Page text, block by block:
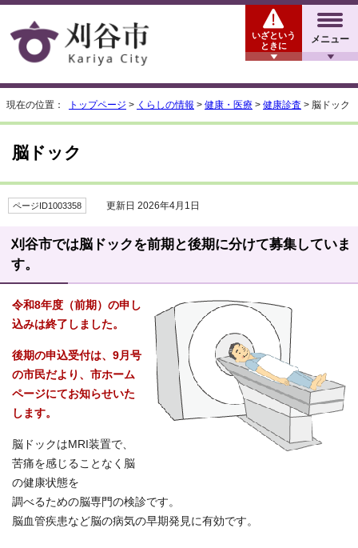
メニュー
いざという
ときに
現在の位置： トップページ > くらしの情報 > 健康・医療 > 健康診査 > 脳ドック
脳ドック
ページID1003358 更新日 2026年4月1日
刈谷市では脳ドックを前期と後期に分けて募集していま
す。
令和8年度（前期）の申し
込みは終了しました。
後期の申込受付は、9月号
の市民だより、市ホーム
ページにてお知らせいた
します。
脳ドックはMRI装置で、
苦痛を感じることなく脳
の健康状態を
調べるための脳専門の検診です。
脳血管疾患など脳の病気の早期発見に有効です。